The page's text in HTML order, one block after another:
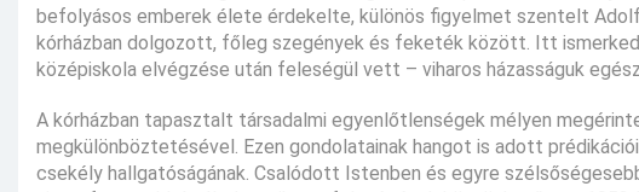
befolyásos emberek élete érdekelte, különös figyelmet szentelt
kórházban dolgozott, főleg szegények és feketék között. Itt
középiskola elvégzése után feleségül vett – viharos házasságuk
A kórházban tapasztalt társadalmi egyenlőtlenségek mélyen
megkülönböztetésével. Ezen gondolatainak hangot is adott
csekély hallgatóságának. Csalódott Istenben és egyre